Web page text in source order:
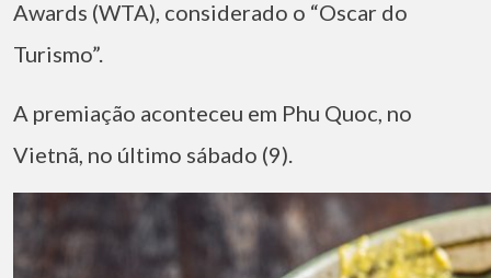
Awards (WTA), considerado o “Oscar do
Turismo”.
A premiação aconteceu em Phu Quoc, no
Vietnã, no último sábado (9).